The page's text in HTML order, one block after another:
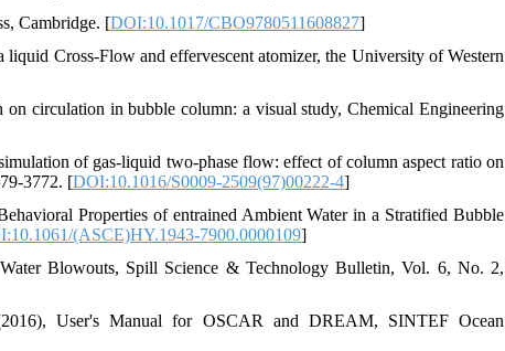
Cambridge. [DOI:10.1017/CBO9780511608827]
Cross-Flow and effervescent atomizer, the University of Western
circulation in bubble column: a visual study, Chemical Engineering
of gas-liquid two-phase flow: effect of column aspect ratio on
3772. [DOI:10.1016/S0009-2509(97)00222-4]
Properties of entrained Ambient Water in a Stratified Bubble
(ASCE)HY.1943-7900.0000109]
Blowouts, Spill Science & Technology Bulletin, Vol. 6, No. 2,
User's Manual for OSCAR and DREAM, SINTEF Ocean